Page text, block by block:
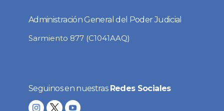
Administración General del Poder Judicial
Sarmiento 877 (C1041AAQ)
Seguinos en nuestras Redes Sociales